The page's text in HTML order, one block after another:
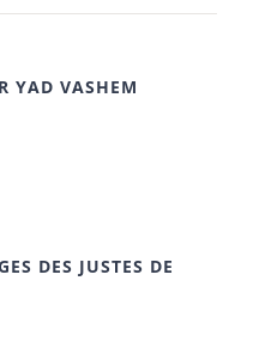
YAD VASHEM
DES JUSTES DE